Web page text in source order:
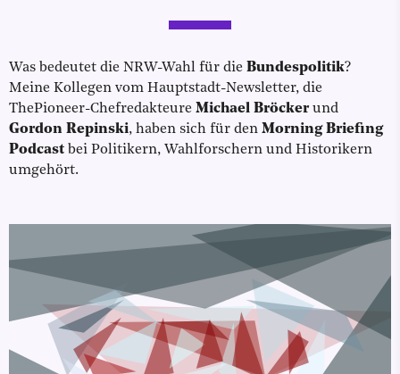
Was bedeutet die NRW-Wahl für die Bundespolitik?
Meine Kollegen vom Hauptstadt-Newsletter, die
ThePioneer-Chefredakteure Michael Bröckerund
Gordon Repinski, haben sich für den Morning Briefing
Podcast bei Politikern, Wahlforschern und Historikern
umgehört.